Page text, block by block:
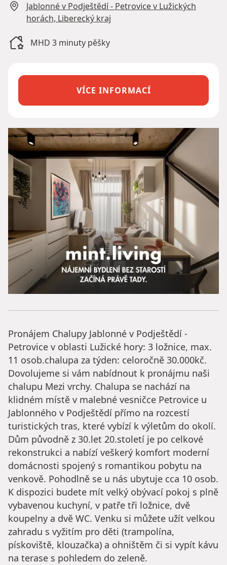
Jablonné v Podještědí - Petrovice v Lužických
horách, Liberecký kraj
MHD 3 minuty pěšky
VÍCE INFORMACÍ
Pronájem Chalupy Jablonné v Podještědí -
Petrovice v oblasti Lužické hory: 3 ložnice, max.
11 osob.chalupa za týden: celoročně 30.000kč.
Dovolujeme si vám nabídnout k pronájmu naši
chalupu Mezi vrchy. Chalupa se nachází na
klidném místě v malebné vesničce Petrovice u
Jablonného v Podještědí přímo na rozcestí
turistických tras, které vybízí k výletům do okolí.
Dům původně z 30.let 20.století je po celkové
rekonstrukci a nabízí veškerý komfort moderní
domácnosti spojený s romantikou pobytu na
venkově. Pohodlně se u nás ubytuje cca 10 osob.
K dispozici budete mít velký obývací pokoj s plně
vybavenou kuchyní, v patře tři ložnice, dvě
koupelny a dvě WC. Venku si můžete užít velkou
zahradu s vyžitím pro děti (trampolína,
pískoviště, klouzačka) a ohništěm či si vypít kávu
na terase s pohledem do zeleně.